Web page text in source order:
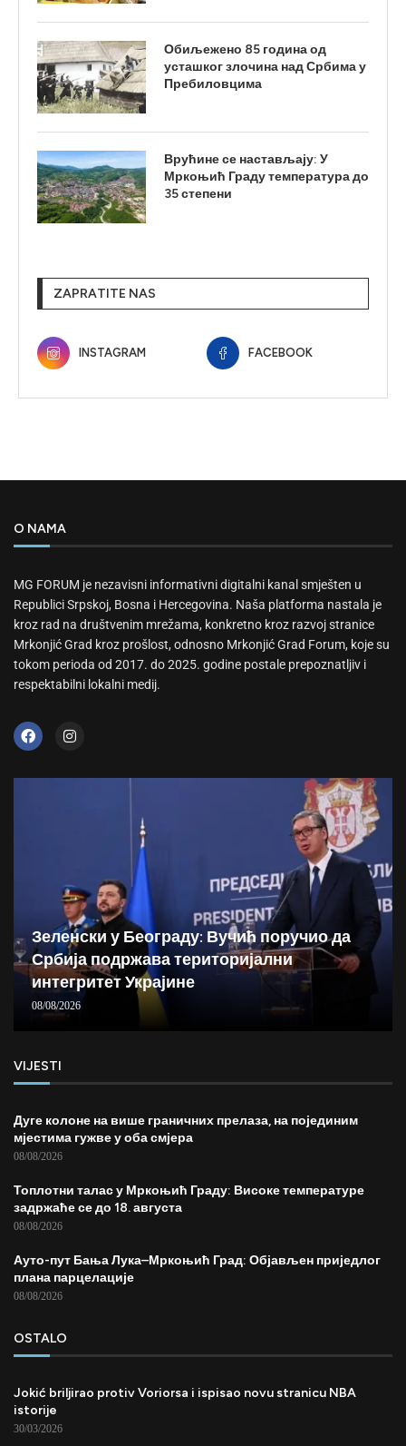
Обиљежено 85 година од
усташког злочина над Србима у
Пребиловцима
Врућине се настављају: У
Мркоњић Граду температура до
35 степени
ZAPRATITE NAS
INSTAGRAM FACEBOOK
O NAMA
MG FORUM je nezavisni informativni digitalni kanal smješten u
Republici Srpskoj, Bosna i Hercegovina. Naša platforma nastala je
kroz rad na društvenim mrežama, konkretno kroz razvoj stranice
Mrkonjić Grad kroz prošlost, odnosno Mrkonjić Grad Forum, koje su
tokom perioda od 2017. do 2025. godine postale prepoznatljiv i
respektabilni lokalni medij.
Зеленски у Београду: Вучић поручио да
Србија подржава територијални
интегритет Украјине
08/08/2026
VIJESTI
Дуге колоне на више граничних прелаза, на појединим
мјестима гужве у оба смјера
08/08/2026
Топлотни талас у Мркоњић Граду: Високе температуре
задржаће се до 18. августа
08/08/2026
Ауто-пут Бања Лука–Мркоњић Град: Објављен приједлог
плана парцелације
08/08/2026
OSTALO
Jokić briljirao protiv Voriorsa i ispisao novu stranicu NBA
istorije
30/03/2026